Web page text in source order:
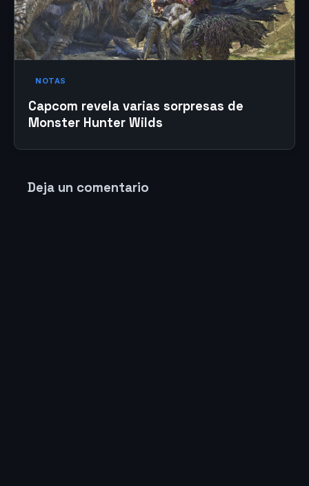
NOTAS
Capcom revela varias sorpresas de
Monster Hunter Wilds
Deja un comentario